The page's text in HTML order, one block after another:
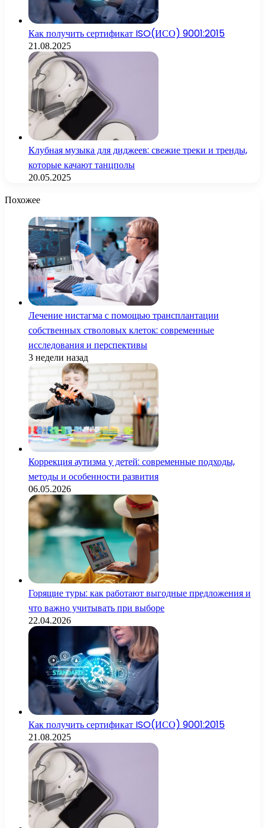
Как получить сертификат ISO(ИСО) 9001:2015
21.08.2025
Клубная музыка для диджеев: свежие треки и тренды,
которые качают танцполы
20.05.2025
Похожее
Лечение нистагма с помощью трансплантации
собственных стволовых клеток: современные
исследования и перспективы
3 недели назад
Коррекция аутизма у детей: современные подходы,
методы и особенности развития
06.05.2026
Горящие туры: как работают выгодные предложения и
что важно учитывать при выборе
22.04.2026
Как получить сертификат ISO(ИСО) 9001:2015
21.08.2025